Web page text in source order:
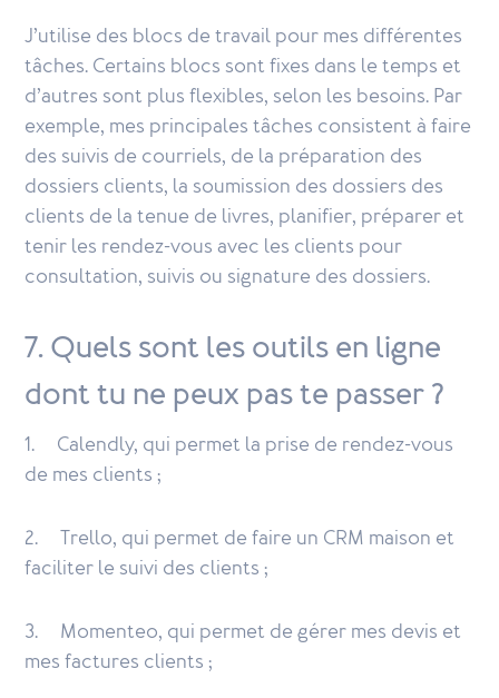
J’utilise des blocs de travail pour mes différentes
tâches. Certains blocs sont fixes dans le temps et
d’autres sont plus flexibles, selon les besoins. Par
exemple, mes principales tâches consistent à faire
des suivis de courriels, de la préparation des
dossiers clients, la soumission des dossiers des
clients de la tenue de livres, planifier, préparer et
tenir les rendez-vous avec les clients pour
consultation, suivis ou signature des dossiers.
7. Quels sont les outils en ligne
dont tu ne peux pas te passer ?
1. Calendly, qui permet la prise de rendez-vous
de mes clients ;
2. Trello, qui permet de faire un CRM maison et
faciliter le suivi des clients ;
3. Momenteo, qui permet de gérer mes devis et
mes factures clients ;